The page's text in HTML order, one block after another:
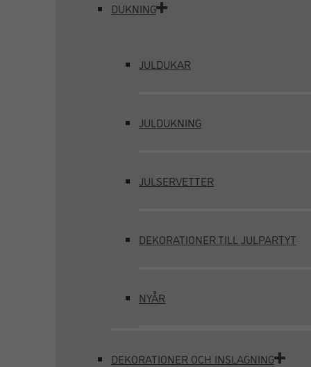
DUKNING
JULDUKAR
JULDUKNING
JULSERVETTER
DEKORATIONER TILL JULPARTYT
NYÅR
DEKORATIONER OCH INSLAGNING